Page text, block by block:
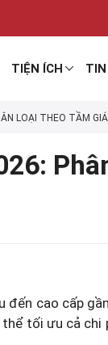
TIỆN ÍCH
LOẠI THEO TẦM GIÁ
đến cao cấp
tối ưu cả chi